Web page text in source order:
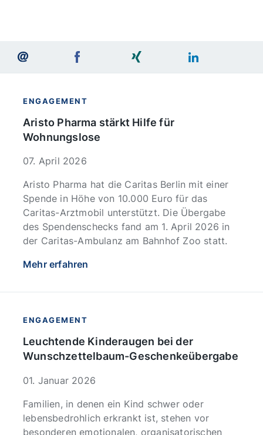
ENGAGEMENT
Aristo Pharma stärkt Hilfe für
Wohnungslose
07. April 2026
Aristo Pharma hat die Caritas Berlin mit einer
Spende in Höhe von 10.000 Euro für das
Caritas-Arztmobil unterstützt. Die Übergabe
des Spendenschecks fand am 1. April 2026 in
der Caritas-Ambulanz am Bahnhof Zoo statt.
Mehr erfahren
ENGAGEMENT
Leuchtende Kinderaugen bei der
Wunschzettelbaum-Geschenkeübergabe
01. Januar 2026
Familien, in denen ein Kind schwer oder
lebensbedrohlich erkrankt ist, stehen vor
besonderen emotionalen, organisatorischen